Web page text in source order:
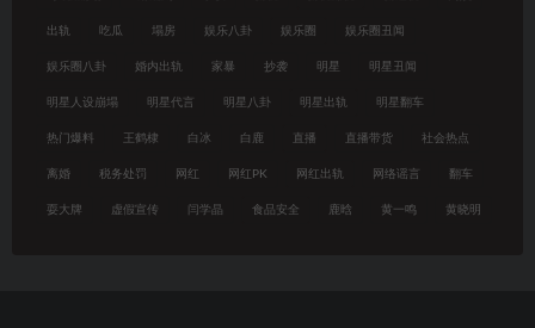
出轨 吃瓜 塌房 娱乐八卦 娱乐圈 娱乐圈丑闻
娱乐圈八卦 婚内出轨 家暴 抄袭 明星 明星丑闻
明星人设崩塌 明星代言 明星八卦 明星出轨 明星翻车
热门爆料 王鹤棣 白冰 白鹿 直播 直播带货 社会热点
离婚 税务处罚 网红 网红PK 网红出轨 网络谣言 翻车
耍大牌 虚假宣传 闫学晶 食品安全 鹿晗 黄一鸣 黄晓明